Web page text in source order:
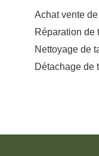
Achat vente
Réparation de
Nettoyage de
Détachage de